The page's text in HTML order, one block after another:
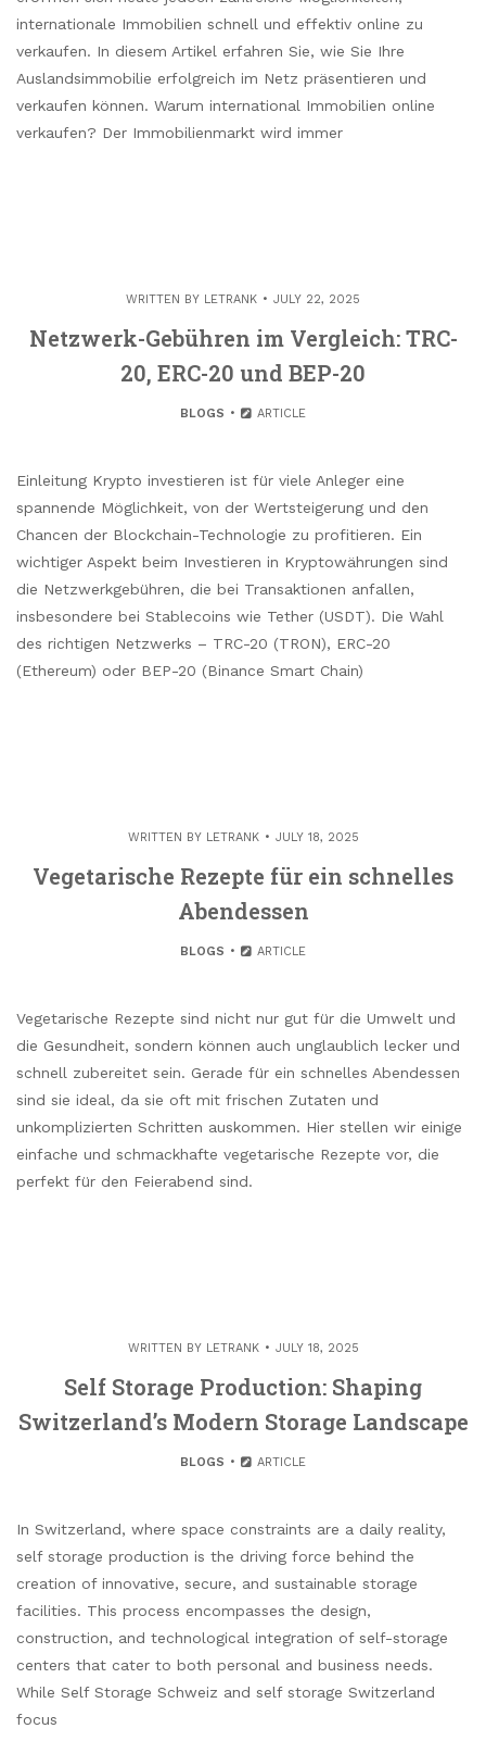
internationale Immobilien schnell und effektiv online zu
verkaufen. In diesem Artikel erfahren Sie, wie Sie Ihre
Auslandsimmobilie erfolgreich im Netz präsentieren und
verkaufen können. Warum international Immobilien online
verkaufen? Der Immobilienmarkt wird immer
WRITTEN BY LETRANK JULY 22, 2025
Netzwerk-Gebühren im Vergleich: TRC-
20, ERC-20 und BEP-20
BLOGS ARTICLE
Einleitung Krypto investieren ist für viele Anleger eine
spannende Möglichkeit, von der Wertsteigerung und den
Chancen der Blockchain-Technologie zu profitieren. Ein
wichtiger Aspekt beim Investieren in Kryptowährungen sind
die Netzwerkgebühren, die bei Transaktionen anfallen,
insbesondere bei Stablecoins wie Tether (USDT). Die Wahl
des richtigen Netzwerks – TRC-20 (TRON), ERC-20
(Ethereum) oder BEP-20 (Binance Smart Chain)
WRITTEN BY LETRANK JULY 18, 2025
Vegetarische Rezepte für ein schnelles
Abendessen
BLOGS ARTICLE
Vegetarische Rezepte sind nicht nur gut für die Umwelt und
die Gesundheit, sondern können auch unglaublich lecker und
schnell zubereitet sein. Gerade für ein schnelles Abendessen
sind sie ideal, da sie oft mit frischen Zutaten und
unkomplizierten Schritten auskommen. Hier stellen wir einige
einfache und schmackhafte vegetarische Rezepte vor, die
perfekt für den Feierabend sind.
WRITTEN BY LETRANK JULY 18, 2025
Self Storage Production: Shaping
Switzerland’s Modern Storage Landscape
BLOGS ARTICLE
In Switzerland, where space constraints are a daily reality,
self storage production is the driving force behind the
creation of innovative, secure, and sustainable storage
facilities. This process encompasses the design,
construction, and technological integration of self-storage
centers that cater to both personal and business needs.
While Self Storage Schweiz and self storage Switzerland
focus